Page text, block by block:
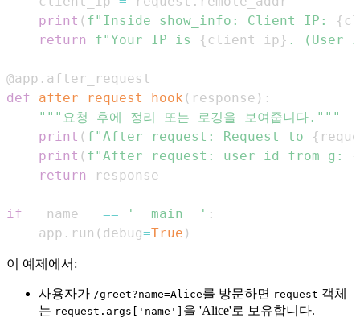
print ( f"Inside show_info: Client IP: {
return
f"Your IP is { client_ip} . (User
@app . after_request
def
after_request_hook ( response ) :
"""요청 후에 정리 또는 로깅을 보여줍니다."""
print ( f"After request: Request to {
print ( f"After request: user_id from g:
return
if __name__ == '__main__' :
    app
. run ( debug=True )
이 예제에서:
사용자가 /greet?name=Alice를 방문하면 request 객체
는 request.args['name'] 을 'Alice'로 보유합니다.